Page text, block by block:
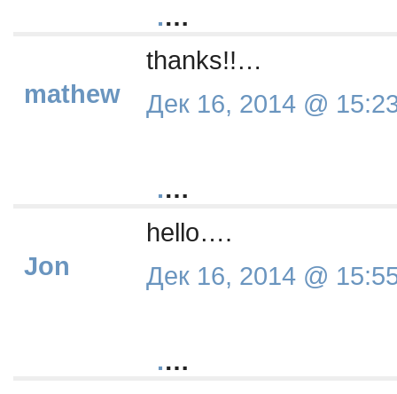
mathew
.…
thanks!!…
Дек 16, 2014 @
Jon
.…
hello….
Дек 16, 2014 @
.…